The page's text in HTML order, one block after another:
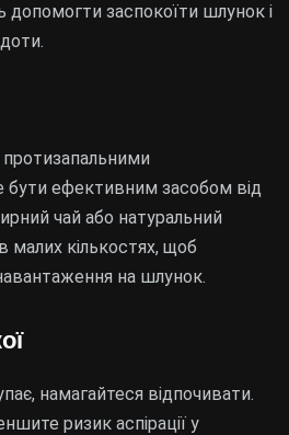
допомогти заспокоїти шлунок і
бути ефективним засобом від
чай або натуральний
малих кількостях, щоб
на шлунок.
намагайтеся відпочивати.
ризик аспірації у